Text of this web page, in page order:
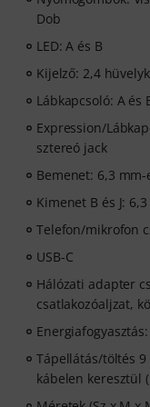
Dob
LED: A és B
Kijelző: 2,4
Lábkapcsoló: A és
Expression/
sztereó jack
Bemenet: 6,3 mm-
Kimenet B és J:
Telefon/mikrofon
USB-C
Hálózati adapter
csatlakozóaljzat,
Tápellátás/töltés 9
kábelen keresztül